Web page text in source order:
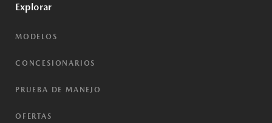
Explorar
MODELOS
CONCESIONARIOS
PRUEBA DE MANEJO
OFERTAS